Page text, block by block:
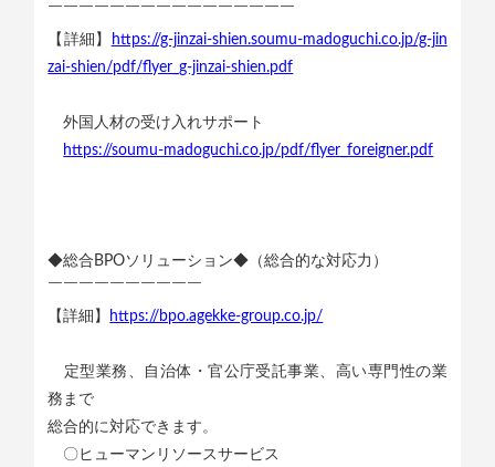
￣￣￣￣￣￣￣￣￣￣￣￣￣￣￣￣
【詳細】
https://g-jinzai-shien.soumu-madoguchi.co.jp/g-jin
zai-shien/pdf/flyer_g-jinzai-shien.pdf
外国人材の受け入れサポート
https://soumu-madoguchi.co.jp/pdf/flyer_foreigner.pdf
◆総合BPOソリューション◆（総合的な対応力）
￣￣￣￣￣￣￣￣￣￣
【詳細】
https://bpo.agekke-group.co.jp/
定型業務、自治体・官公庁受託事業、高い専門性の業
務まで
総合的に対応できます。
〇ヒューマンリソースサービス